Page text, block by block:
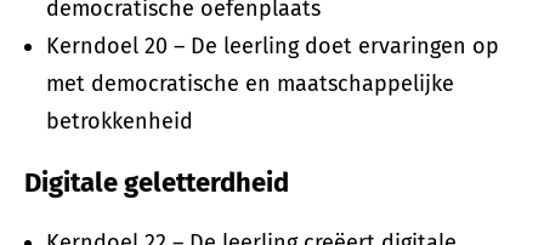
democratische oefenplaats
Kerndoel 20 – De leerling doet ervaringen op
met democratische en maatschappelijke
betrokkenheid
Digitale geletterdheid